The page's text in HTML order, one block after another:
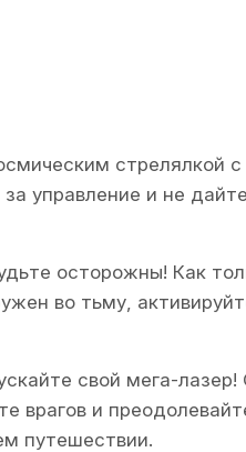
стрелялкой
управление и не
осторожны! Как
во тьму,
свой мега-
врагов и
путешествии.